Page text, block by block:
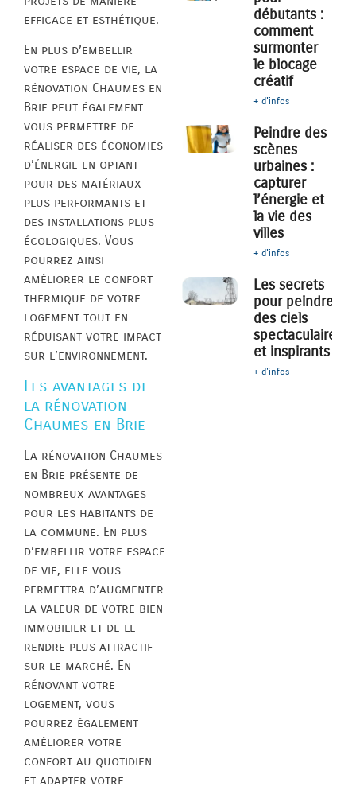
efficace et esthétique.
En plus d’embellir
votre espace de vie, la
rénovation Chaumes en
Brie peut également
vous permettre de
réaliser des économies
d’énergie en optant
pour des matériaux
plus performants et
des installations plus
écologiques. Vous
pourrez ainsi
améliorer le confort
thermique de votre
logement tout en
réduisant votre impact
sur l’environnement.
Les avantages de
la rénovation
Chaumes en Brie
La rénovation Chaumes
en Brie présente de
nombreux avantages
pour les habitants de
la commune. En plus
d’embellir votre espace
de vie, elle vous
permettra d’augmenter
la valeur de votre bien
immobilier et de le
rendre plus attractif
sur le marché. En
rénovant votre
logement, vous
pourrez également
améliorer votre
confort au quotidien
et adapter votre
débutants :
comment
surmonter
le blocage
créatif
+ d'infos
Peindre des
scènes
urbaines :
capturer
l’énergie et
la vie des
villes
+ d'infos
Les secrets
pour peindre
des ciels
spectaculaires
et inspirants
+ d'infos